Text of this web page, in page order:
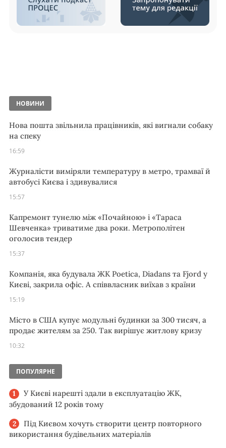
НОВИНИ
Нова пошта звільнила працівників, які вигнали собаку
на спеку
16:59
Журналісти виміряли температуру в метро, трамваї й
автобусі Києва і здивувалися
15:57
Капремонт тунелю між «Почайною» і «Тараса
Шевченка» триватиме два роки. Метрополітен
оголосив тендер
15:37
Компанія, яка будувала ЖК Poetica, Diadans та Fjord у
Києві, закрила офіс. А співвласник виїхав з країни
15:19
Місто в США купує модульні будинки за 300 тисяч, а
продає жителям за 250. Так вирішує житлову кризу
10:32
ПОПУЛЯРНЕ
У Києві нарешті здали в експлуатацію ЖК,
збудований 12 років тому
Під Києвом хочуть створити центр повторного
використання будівельних матеріалів